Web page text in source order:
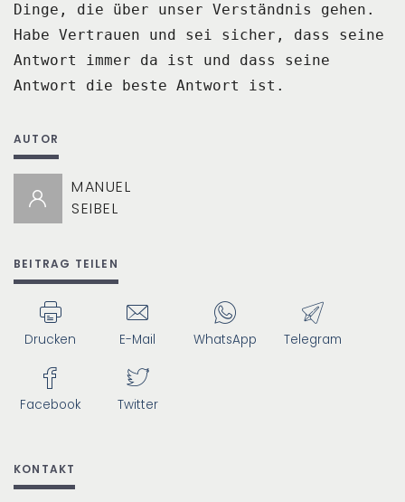
Dinge, die über unser Verständnis gehen.
Habe Vertrauen und sei sicher, dass seine
Antwort immer da ist und dass seine
Antwort
die beste Antwort ist.
AUTOR
MANUEL
SEIBEL
BEITRAG TEILEN
Drucken E-Mail WhatsApp Telegram
Facebook Twitter
KONTAKT